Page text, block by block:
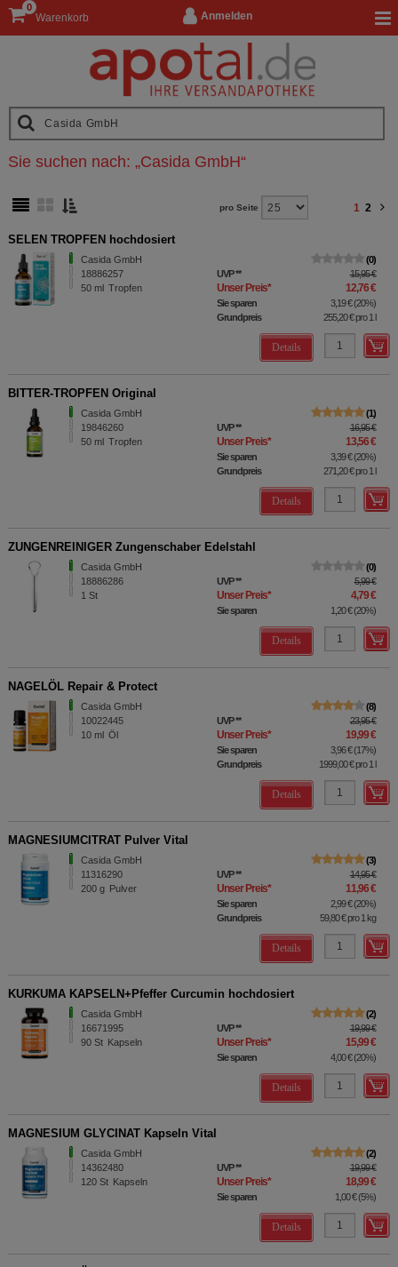
Anmelden
Warenkorb
0
Sie suchen nach: „Casida GmbH“
pro Seite 1 2
SELEN TROPFEN hochdosiert
Casida GmbH
18886257
50 ml Tropfen
0
UVP** 15,95 €
Unser Preis* 12,76 €
Sie sparen 3,19 €(20%)
Grundpreis
255,20 €pro 1 l
Details
BITTER-TROPFEN Original
Casida GmbH
19846260
50 ml Tropfen
1
UVP** 16,95 €
Unser Preis* 13,56 €
Sie sparen 3,39 €(20%)
Grundpreis
271,20 €pro 1 l
Details
ZUNGENREINIGER Zungenschaber Edelstahl
Casida GmbH
18886286
1 St
0
UVP** 5,99 €
Unser Preis* 4,79 €
Sie sparen 1,20 €(20%)
Details
NAGELÖL Repair & Protect
Casida GmbH
10022445
10 ml Öl
8
UVP** 23,95 €
Unser Preis* 19,99 €
Sie sparen 3,96 €(17%)
Grundpreis
1999,00 €pro 1 l
Details
MAGNESIUMCITRAT Pulver Vital
Casida GmbH
11316290
200 g Pulver
3
UVP** 14,95 €
Unser Preis* 11,96 €
Sie sparen 2,99 €(20%)
Grundpreis
59,80 €pro 1 kg
Details
KURKUMA KAPSELN+Pfeffer Curcumin hochdosiert
Casida GmbH
16671995
90 St Kapseln
2
UVP** 19,99 €
Unser Preis* 15,99 €
Sie sparen 4,00 €(20%)
Details
MAGNESIUM GLYCINAT Kapseln Vital
Casida GmbH
14362480
120 St Kapseln
2
UVP** 19,99 €
Unser Preis* 18,99 €
Sie sparen 1,00 €(5%)
Details